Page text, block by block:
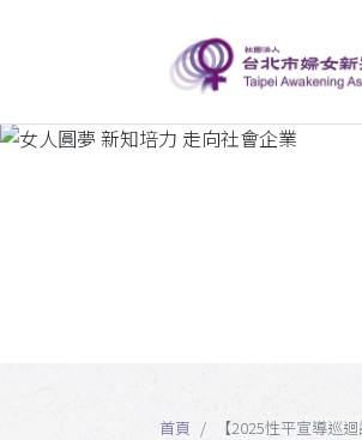
首頁 【2025性平宣導巡迴